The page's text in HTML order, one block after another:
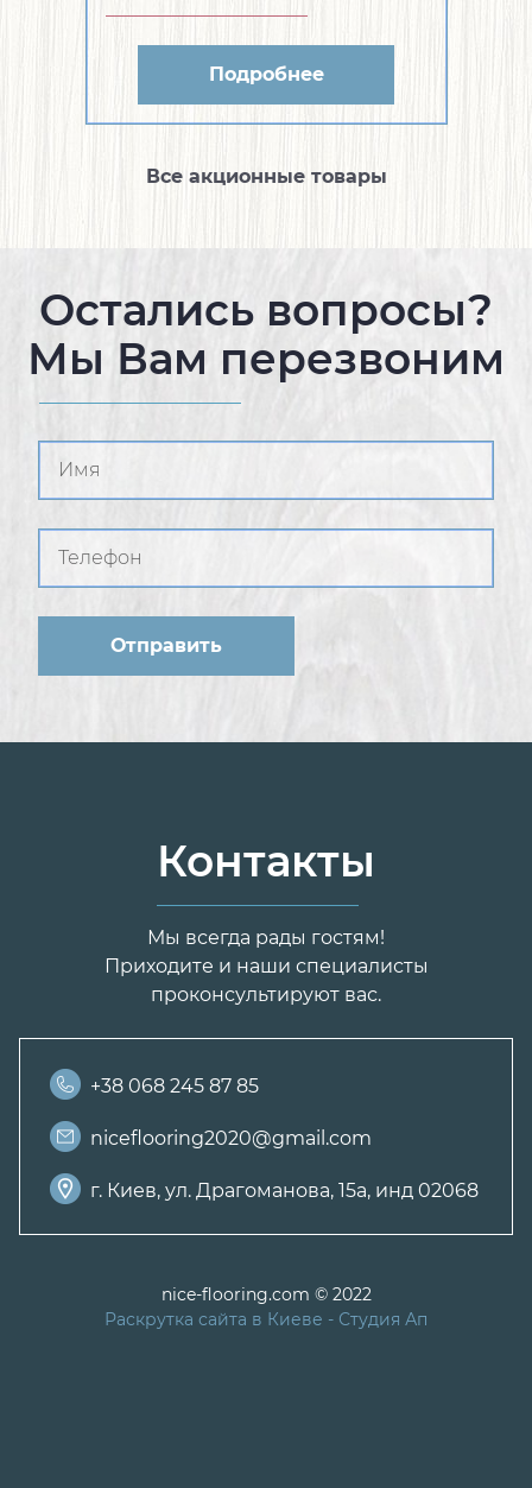
Подробнее
Все акционные товары
Остались вопросы?
Мы Вам перезвоним
Контакты
Мы всегда рады гостям!
Приходите и наши специалисты
проконсультируют вас.
+38 068 245 87 85
niceflooring2020@gmail.com
г. Киев, ул. Драгоманова, 15а, инд 02068
nice-flooring.com © 2022
Раскрутка сайта в Киеве - Студия Ап